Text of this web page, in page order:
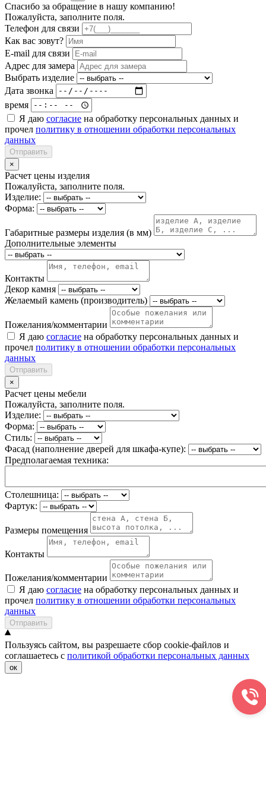
Спасибо за обращение в нашу компанию!
Пожалуйста, заполните поля.
Телефон для связи
Как вас зовут?
E-mail для связи
Адрес для замера
Выбрать изделие
Дата звонка
время
Я даю согласие на обработку персональных данных и
прочел политику в отношении обработки персональных
данных
Отправить
×
Расчет цены изделия
Пожалуйста, заполните поля.
Изделие:
Форма:
Габаритные размеры изделия (в мм)
Дополнительные элементы
Контакты
Декор камня
Желаемый камень (производитель)
Пожелания/комментарии
Я даю согласие на обработку персональных данных и
прочел политику в отношении обработки персональных
данных
Отправить
×
Расчет цены мебели
Пожалуйста, заполните поля.
Изделие:
Форма:
Стиль:
Фасад (наполнение дверей для шкафа-купе):
Предполагаемая техника:
Столешница:
Фартук:
Размеры помещения
Контакты
Пожелания/комментарии
Я даю согласие на обработку персональных данных и
прочел политику в отношении обработки персональных
данных
Отправить
Пользуясь сайтом, вы разрешаете сбор cookie-файлов и
соглашаетесь с политикой обработки персональных данных
ок